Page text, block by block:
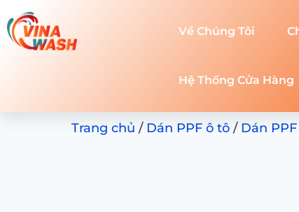
Về Chúng Tôi
Hệ Thống Cửa Hàng
Trang chủ / Dán PPF ô tô / Dán